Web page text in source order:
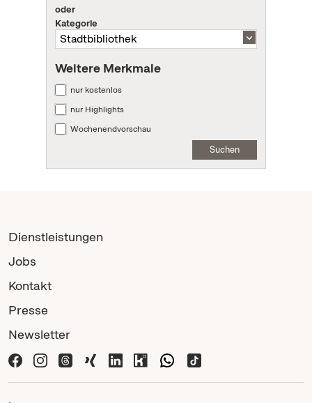
oder
Kategorie
Weitere Merkmale
nur kostenlos
nur Highlights
Wochenendvorschau
Suchen
Dienstleistungen
Jobs
Kontakt
Presse
Newsletter